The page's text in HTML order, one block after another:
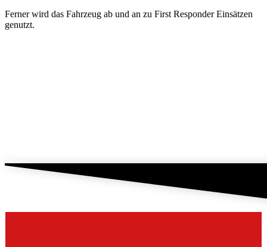
Ferner wird das Fahrzeug ab und an zu First Responder Einsätzen
genutzt.